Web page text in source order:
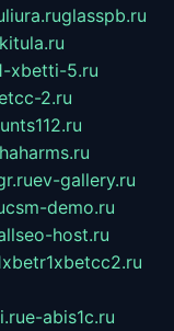
liura.ruglasspb.ru
xbetti-5.ru
2.ru
ev-gallery.ru
csm-demo.ru
host.ru
e-abis1c.ru